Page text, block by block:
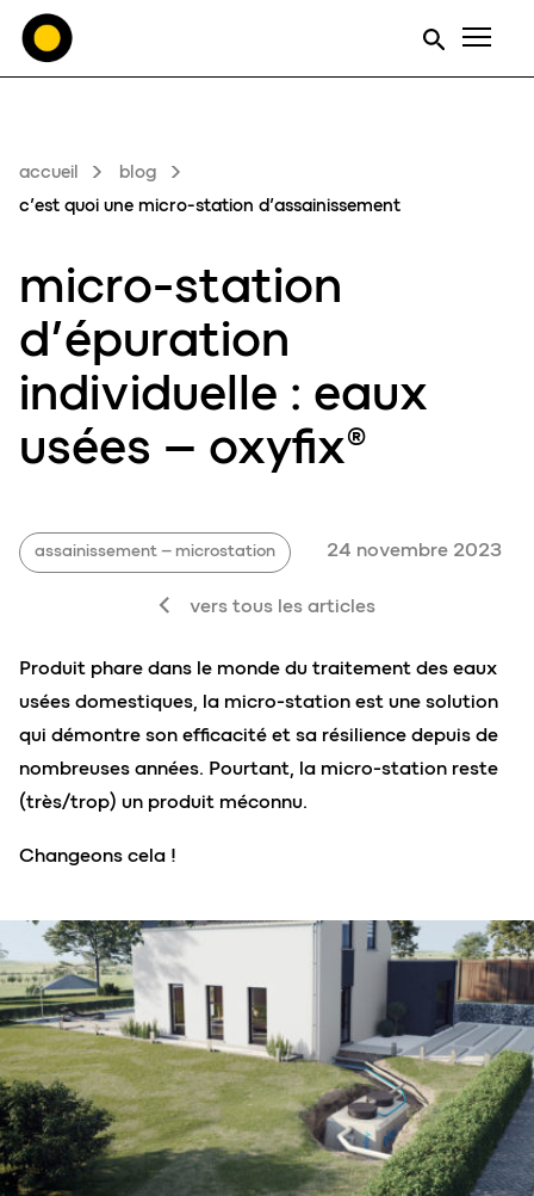
accueil
blog
c’est quoi une micro-station d’assainissement
micro-station
d’épuration
individuelle : eaux
usées – oxyfix®
assainissement – microstation 24 novembre 2023
vers tous les articles
Produit phare dans le monde du traitement des eaux
usées domestiques, la micro-station est une solution
qui démontre son efficacité et sa résilience depuis de
nombreuses années. Pourtant, la micro-station reste
(très/trop) un produit méconnu.
Changeons cela !